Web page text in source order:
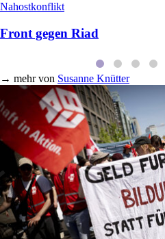
Nahostkonflikt
Front gegen Riad
→ mehr von Susanne Knütter